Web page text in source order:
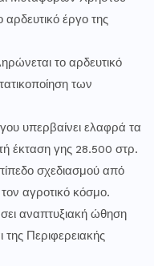
αρδευτικό έργο της
το αρδευτικό
των
υπερβαίνει ελαφρά τα
έκταση γης 28.500 στρ.
σχεδιασμού από
τον αγροτικό κόσμο.
αναπτυξιακή ώθηση
της Περιφερειακής